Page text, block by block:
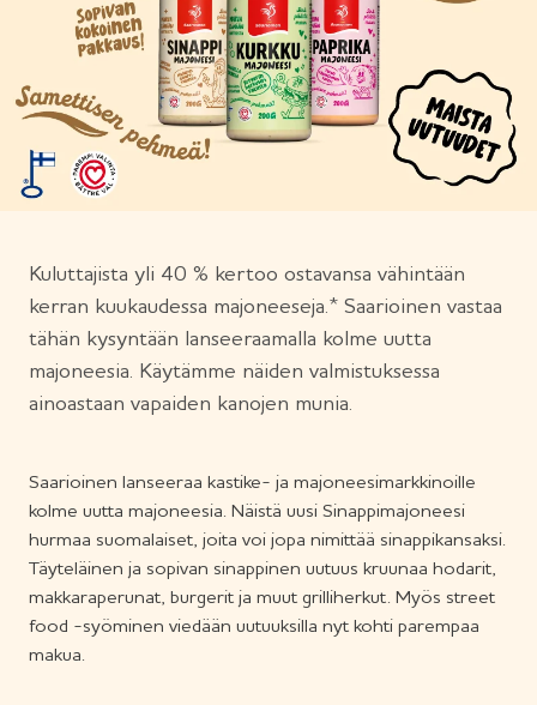
Kuluttajista yli 40 % kertoo ostavansa vähintään
kerran kuukaudessa majoneeseja.* Saarioinen vastaa
tähän kysyntään lanseeraamalla kolme uutta
majoneesia. Käytämme näiden valmistuksessa
ainoastaan vapaiden kanojen munia.
Saarioinen lanseeraa kastike- ja majoneesimarkkinoille
kolme uutta majoneesia. Näistä uusi Sinappimajoneesi
hurmaa suomalaiset, joita voi jopa nimittää sinappikansaksi.
Täyteläinen ja sopivan sinappinen uutuus kruunaa hodarit,
makkaraperunat, burgerit ja muut grilliherkut. Myös street
food -syöminen viedään uutuuksilla nyt kohti parempaa
makua.